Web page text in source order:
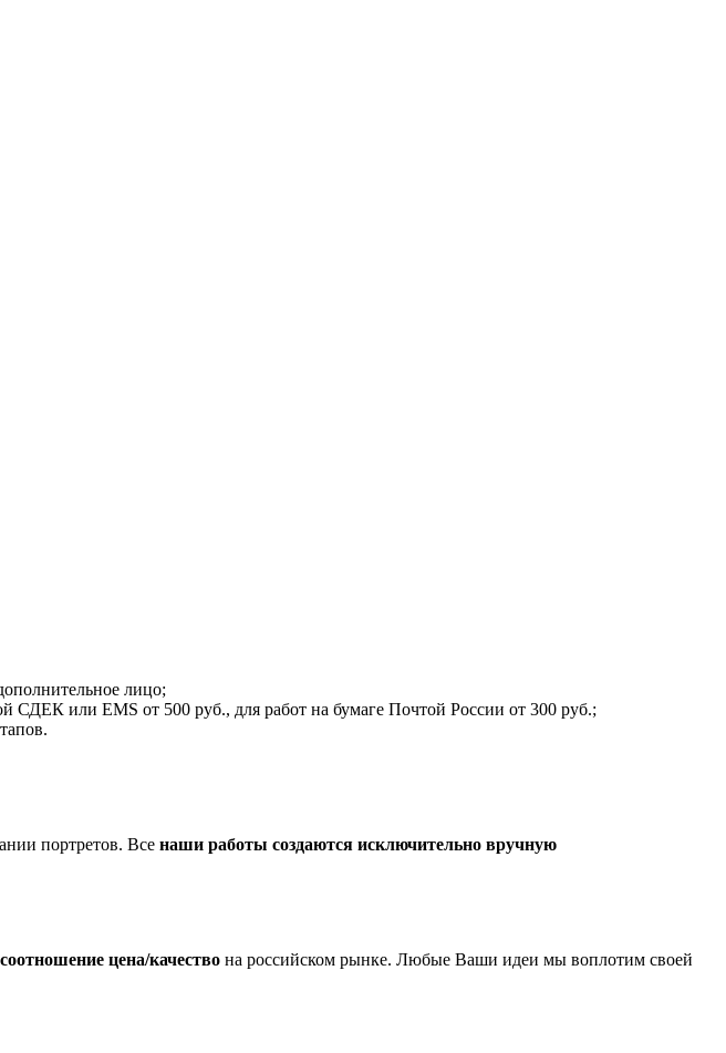
лицо;
СДЕК или EMS от 500 руб., для работ на бумаге Почтой России от 300 руб.;
портретов. Все наши работы создаются исключительно вручную
цена/качество на российском рынке. Любые Ваши идеи мы воплотим своей